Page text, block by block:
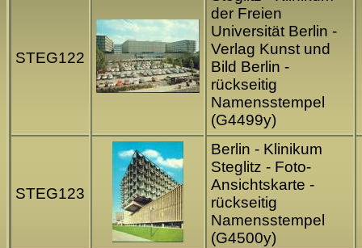
STEG122
der Freien
Universität Berlin -
Verlag Kunst und
Bild Berlin -
rückseitig
Namensstempel
(G4499y)
STEG123
Berlin - Klinikum
Steglitz - Foto-
Ansichtskarte -
rückseitig
Namensstempel
(G4500y)